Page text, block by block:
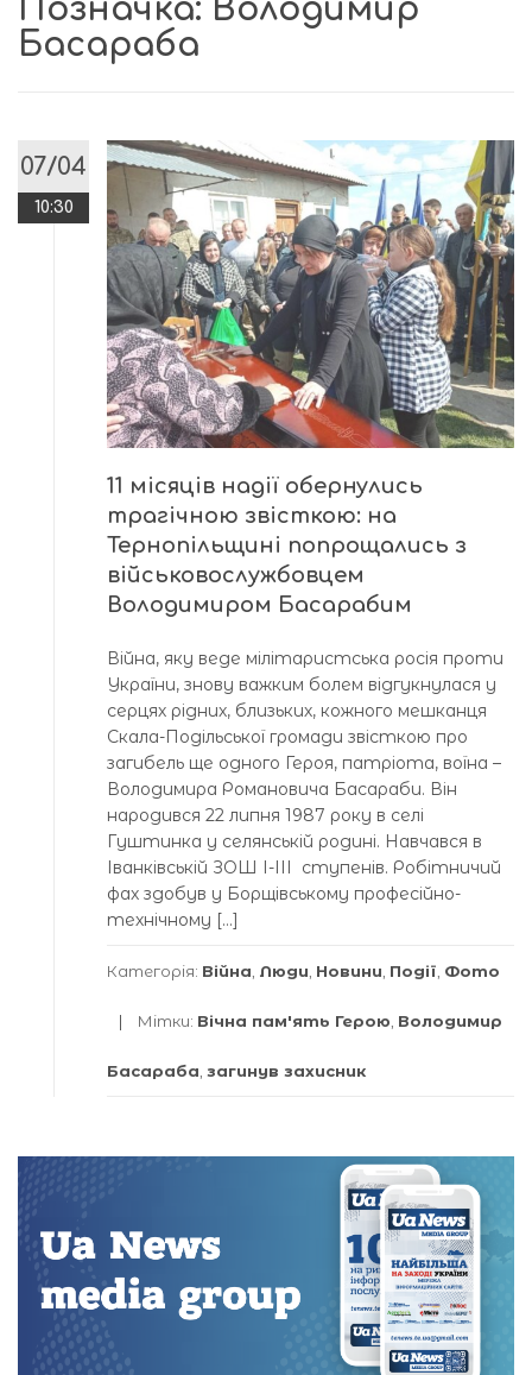
Позначка: Володимир
Басараба
07/04
10:30
11 місяців надії обернулись
трагічною звісткою: на
Тернопільщині попрощались з
військовослужбовцем
Володимиром Басарабим
Війна, яку веде мілітаристська росія проти
України, знову важким болем відгукнулася у
серцях рідних, близьких, кожного мешканця
Скала-Подільської громади звісткою про
загибель ще одного Героя, патріота, воїна –
Володимира Романовича Басараби. Він
народився 22 липня 1987 року в селі
Гуштинка у селянській родині. Навчався в
Іванківській ЗОШ І-ІІІ ступенів. Робітничий
фах здобув у Борщівському професійно-
технічному […]
Категорія: Війна Люди Новини Події Фото
Мітки: Вічна пам'ять Герою Володимир
Басараба загинув захисник